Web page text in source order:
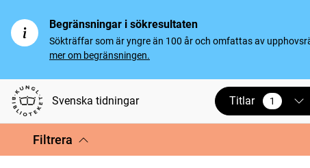
Begränsningar i sökresultaten
Sökträffar som är yngre än 100 år och omfattas av
mer om begränsningen.
Svenska tidningar Titlar 1
vald
Filtrera